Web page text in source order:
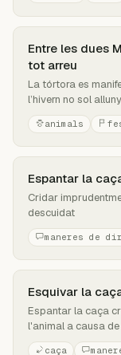
Entre les dues
tot arreu
La tórtora es
l’hivern no sol
animals
Espantar la
Cridar
descuidat
maneres de dir
Esquivar la
Espantar la caça
l'animal a causa
caça